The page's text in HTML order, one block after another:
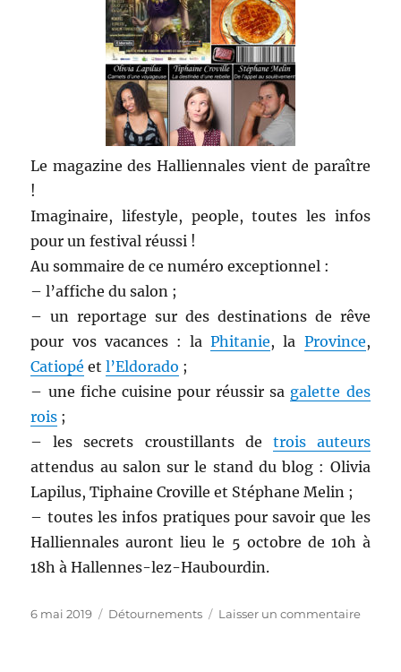
Le magazine des Halliennales vient de paraître
!
Imaginaire, lifestyle, people, toutes les infos
pour un festival réussi !
Au sommaire de ce numéro exceptionnel :
– l’affiche du salon ;
– un reportage sur des destinations de rêve
pour vos vacances : laPhitanie, la Province,
Catiopé etl’Eldorado ;
– une fiche cuisine pour réussir sa galette des
rois ;
– les secrets croustillants de trois auteurs
attendus au salon sur le stand du blog : Olivia
Lapilus, Tiphaine Croville et Stéphane Melin ;
– toutes les infos pratiques pour savoir que les
Halliennales auront lieu le 5 octobre de 10h à
18h à Hallennes-lez-Haubourdin.
Publié
6 mai 2019 Catégories
Détournements Laisser un commentairesur